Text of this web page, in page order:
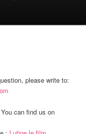
please write to:
can find us on